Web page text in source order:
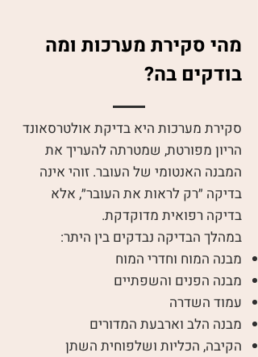
מהי סקירת מערכות ומה
בודקים בה?
סקירת מערכות היא בדיקת אולטרסאונד
הריון מפורטת, שמטרתה להעריך את
המבנה האנטומי של העובר. זוהי אינה
בדיקה ״רק לראות את העובר״, אלא
בדיקה רפואית מדוקדקת.
במהלך הבדיקה נבדקים בין היתר:
מבנה המוח וחדרי המוח
מבנה הפנים והשפתיים
עמוד השדרה
מבנה הלב וארבעת המדורים
הקיבה, הכליות ושלפוחית השתן